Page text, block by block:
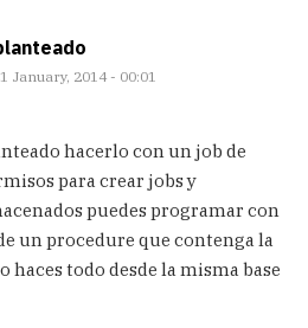
January, 2014 - 00:01
hacerlo con un job de
para crear jobs y
puedes programar con
un procedure que contenga la
haces todo desde la misma base